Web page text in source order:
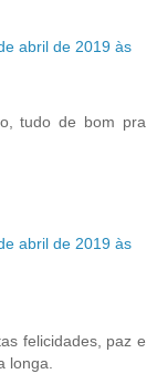
abril de 2019 às
tudo de bom pra
abril de 2019 às
felicidades, paz e
longa.